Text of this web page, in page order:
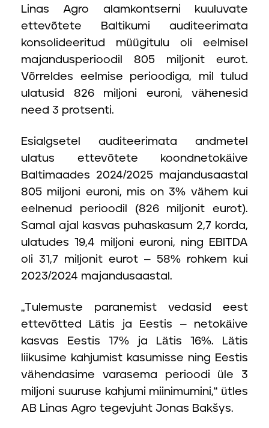
Linas Agro alamkontserni kuuluvate
ettevõtete Baltikumi auditeerimata
konsolideeritud müügitulu oli eelmisel
majandusperioodil 805 miljonit eurot.
Võrreldes eelmise perioodiga, mil tulud
ulatusid 826 miljoni euroni, vähenesid
need 3 protsenti.
Esialgsetel auditeerimata andmetel
ulatus ettevõtete koondnetokäive
Baltimaades 2024/2025 majandusaastal
805 miljoni euroni, mis on 3% vähem kui
eelnenud perioodil (826 miljonit eurot).
Samal ajal kasvas puhaskasum 2,7 korda,
ulatudes 19,4 miljoni euroni, ning EBITDA
oli 31,7 miljonit eurot – 58% rohkem kui
2023/2024 majandusaastal.
„Tulemuste paranemist vedasid eest
ettevõtted Lätis ja Eestis – netokäive
kasvas Eestis 17% ja Lätis 16%. Lätis
liikusime kahjumist kasumisse ning Eestis
vähendasime varasema perioodi üle 3
miljoni suuruse kahjumi miinimumini,“ ütles
AB Linas Agro tegevjuht Jonas Bakšys.